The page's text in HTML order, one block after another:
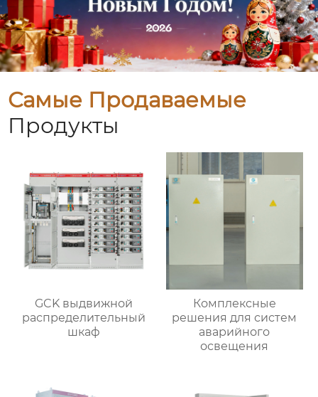
Самые Продаваемые
Продукты
GCK выдвижной
распределительный
шкаф
Комплексные
решения для систем
аварийного
освещения